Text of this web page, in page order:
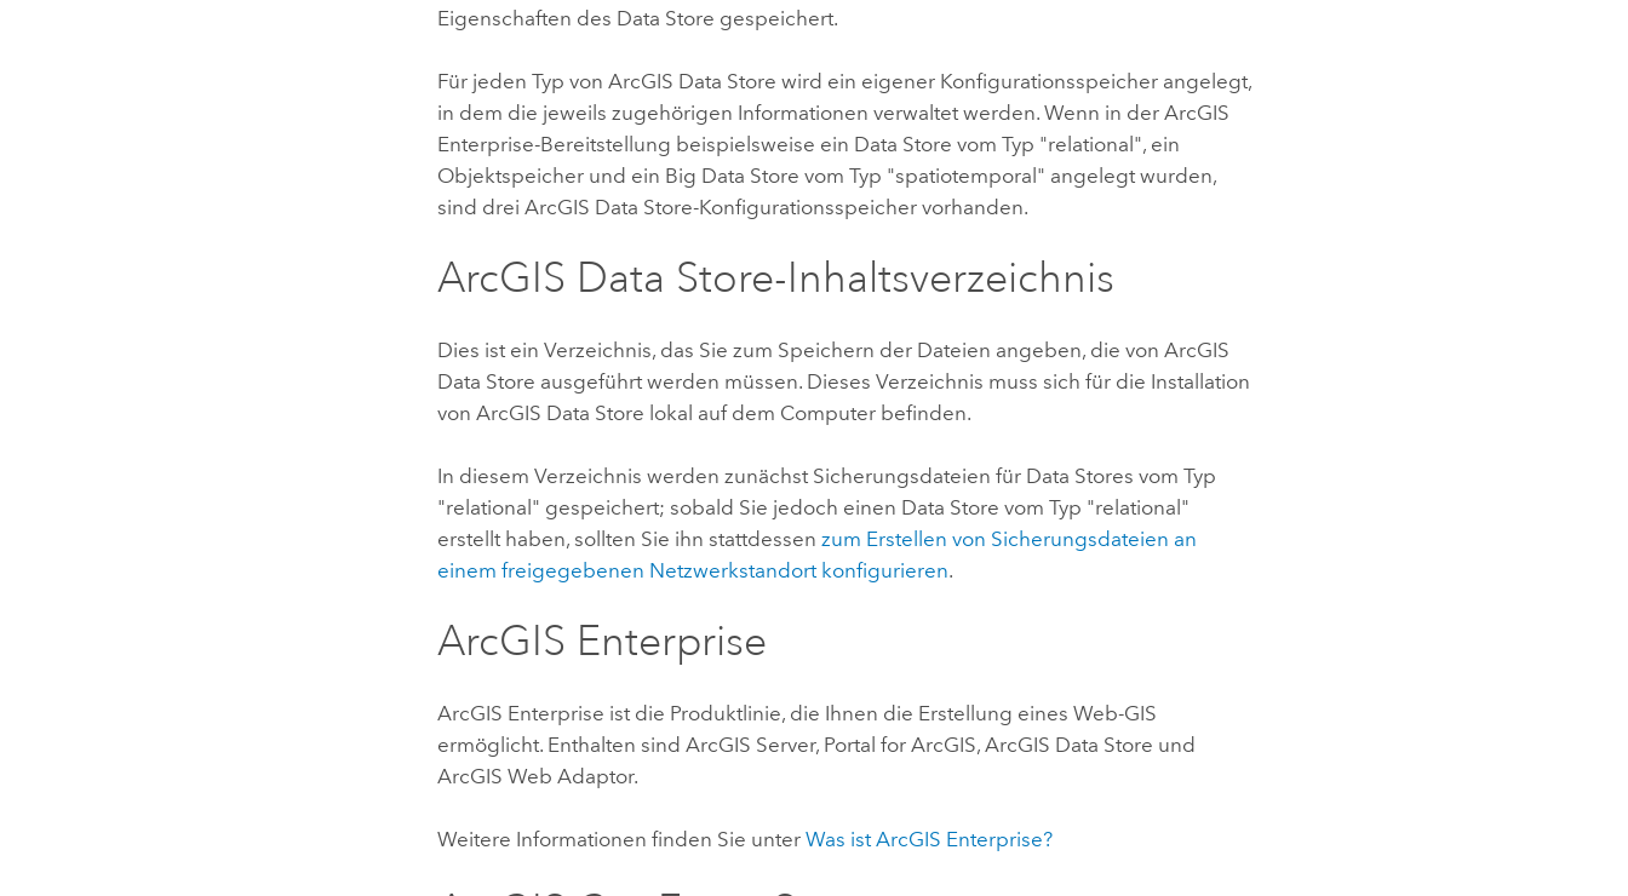
Eigenschaften des Data Store gespeichert.
Für jeden Typ vonArcGIS Data Store wird ein eigener Konfigurationsspeicher angelegt,
in dem die jeweils zugehörigen Informationen verwaltet werden. Wenn in derArcGIS
Enterprise-Bereitstellung beispielsweise ein Data Store vom Typ "relational", ein
Objektspeicher und ein Big Data Store vom Typ "spatiotemporal" angelegt wurden,
sind dreiArcGIS Data Store-Konfigurationsspeicher vorhanden.
ArcGIS Data Store-Inhaltsverzeichnis
Dies ist ein Verzeichnis, das Sie zum Speichern der Dateien angeben, die vonArcGIS
Data Store ausgeführt werden müssen. Dieses Verzeichnis muss sich für die Installation
vonArcGIS Data Store lokal auf dem Computer befinden.
In diesem Verzeichnis werden zunächst Sicherungsdateien für Data Stores vom Typ
"relational" gespeichert; sobald Sie jedoch einen Data Store vom Typ "relational"
erstellt haben, sollten Sie ihn stattdessenzum Erstellen von Sicherungsdateien an
einem freigegebenen Netzwerkstandort konfigurieren.
ArcGIS Enterprise
ArcGIS Enterprise ist die Produktlinie, die Ihnen die Erstellung eines Web-GIS
ermöglicht. Enthalten sindArcGIS Server, Portal for ArcGIS,ArcGIS Data Store und
ArcGIS Web Adaptor.
Weitere Informationen finden Sie unterWas istArcGIS Enterprise?